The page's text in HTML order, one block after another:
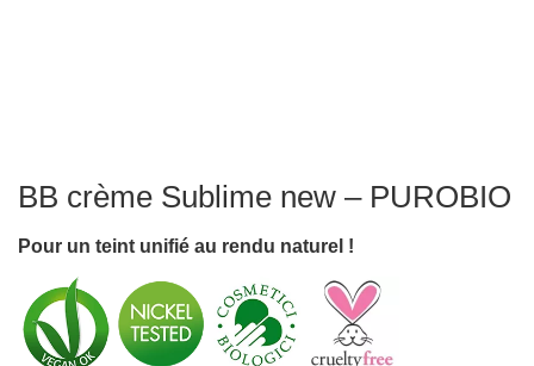
BB crème Sublime new – PUROBIO
Pour un teint unifié au rendu naturel !